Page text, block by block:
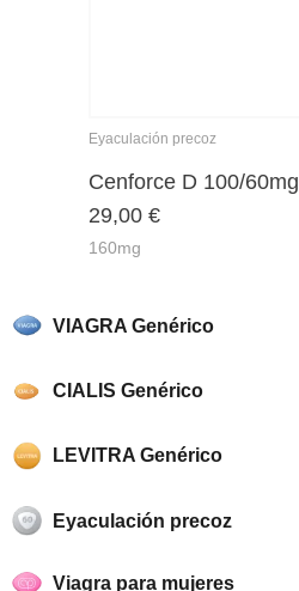
VIAGRA Genérico
CIALIS Genérico
LEVITRA Genérico
Eyaculación precoz
Viagra para mujeres
Eyaculación precoz
Cenforce D 100/60mg
29,00 €
160mg